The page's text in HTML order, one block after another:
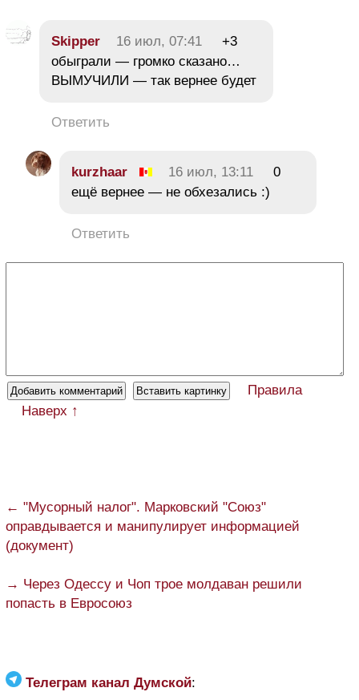
Skipper 16 июл, 07:41
+3
обыграли — громко сказано…
ВЫМУЧИЛИ — так вернее будет
Ответить
kurzhaar 16 июл, 13:11
0
ещё вернее — не обхезались :)
Ответить
Правила
Наверх ↑
← "Мусорный налог". Марковский "Союз"
оправдывается и манипулирует информацией
(документ)
→ Через Одессу и Чоп трое молдаван решили
попасть в Евросоюз
Телеграм канал Думской: